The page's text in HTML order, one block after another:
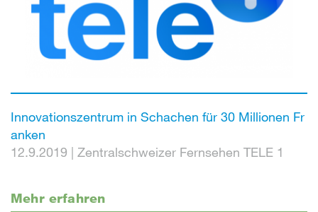
Innovationszentrum in Schachen für 30 Millionen Fr
anken
12.9.2019 | Zentralschweizer Fernsehen TELE 1
Mehr erfahren